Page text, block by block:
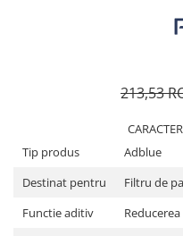
213,53
Tip produs
Adblue
Destinat pentru
Filtru de
Functie aditiv